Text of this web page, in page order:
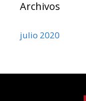
Archivos
julio 2020